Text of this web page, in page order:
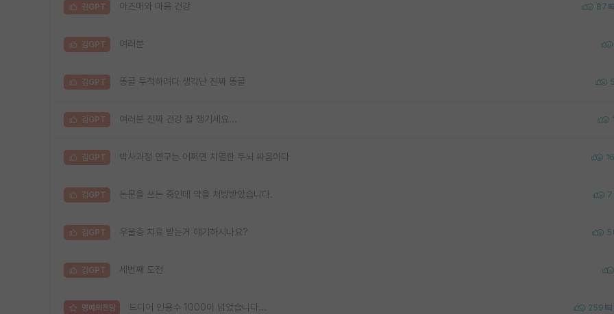
김GPT 아즈매와 마음 건강 87
김GPT 여러분
김GPT 똥글 투척하려다 생각난 진짜 똥글 5
김GPT 여러분 진짜 건강 잘 챙기세요...
김GPT 박사과정 연구는 어쩌면 치열한 두뇌 싸움이다 16
김GPT 논문을 쓰는 중인데 약을 처방받았습니다. 7
김GPT 우울증 치료 받는거 얘기하시나요? 5
김GPT 세번째 도전
명예의전당 드디어 인용수 1000이 넘었습니다... 259